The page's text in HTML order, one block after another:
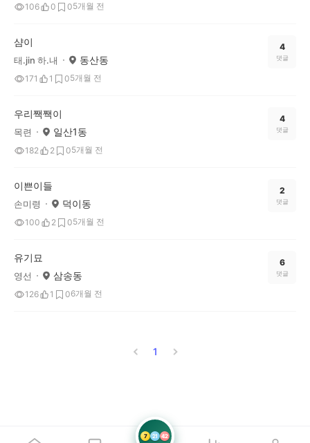
106 0 05개월 전
샴이
태.jin 하.내 동산동
171 1 05개월 전
4
댓글
우리짹짹이
목련 일산1동
182 2 05개월 전
4
댓글
이쁜이들
손미령 덕이동
100 2 05개월 전
2
댓글
유기묘
영선 삼송동
126 1 06개월 전
6
댓글
1
7 21 42